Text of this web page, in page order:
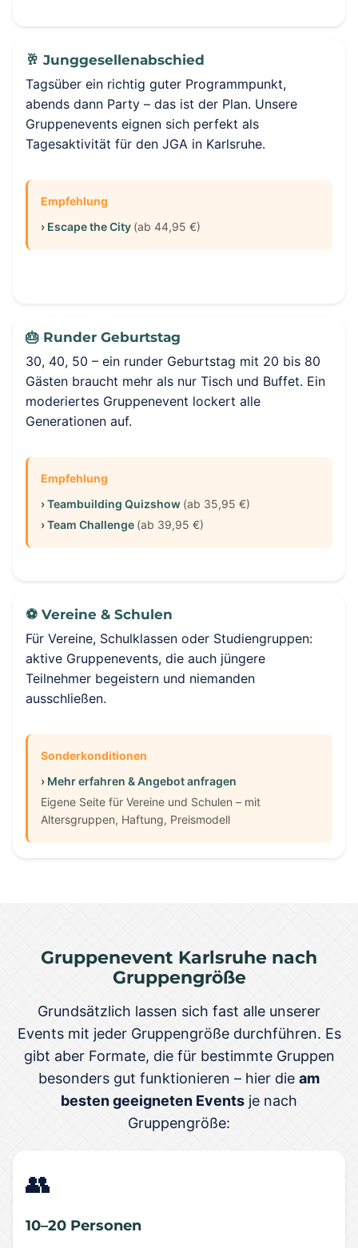
🥂 Junggesellenabschied
Tagsüber ein richtig guter Programmpunkt,
abends dann Party – das ist der Plan. Unsere
Gruppenevents eignen sich perfekt als
Tagesaktivität für den JGA in Karlsruhe.
Empfehlung
› Escape the City (ab 44,95 €)
🎂 Runder Geburtstag
30, 40, 50 – ein runder Geburtstag mit 20 bis 80
Gästen braucht mehr als nur Tisch und Buffet. Ein
moderiertes Gruppenevent lockert alle
Generationen auf.
Empfehlung
› Teambuilding Quizshow (ab 35,95 €)
› Team Challenge (ab 39,95 €)
⚽ Vereine & Schulen
Für Vereine, Schulklassen oder Studiengruppen:
aktive Gruppenevents, die auch jüngere
Teilnehmer begeistern und niemanden
ausschließen.
Sonderkonditionen
› Mehr erfahren & Angebot anfragen
Eigene Seite für Vereine und Schulen – mit
Altersgruppen, Haftung, Preismodell
Gruppenevent Karlsruhe nach
Gruppengröße
Grundsätzlich lassen sich fast alle unserer
Events mit jeder Gruppengröße durchführen. Es
gibt aber Formate, die für bestimmte Gruppen
besonders gut funktionieren – hier die am
besten geeigneten Events je nach
Gruppengröße:
👥
10–20 Personen